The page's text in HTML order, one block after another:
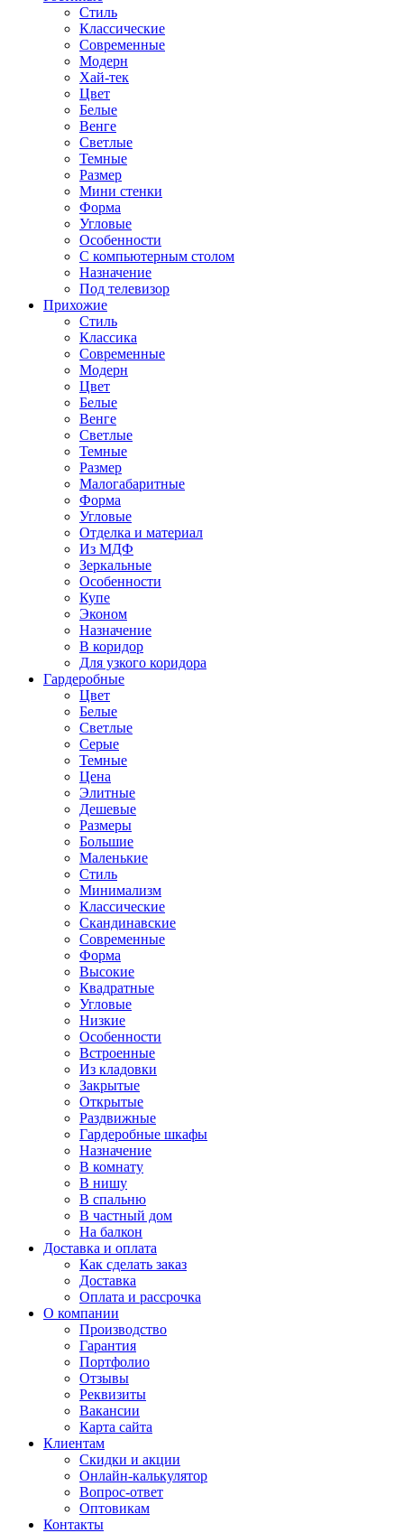
Стиль
Классические
Современные
Модерн
Хай-тек
Цвет
Белые
Венге
Светлые
Темные
Размер
Мини стенки
Форма
Угловые
Особенности
С компьютерным столом
Назначение
Под телевизор
Прихожие
Стиль
Классика
Современные
Модерн
Цвет
Белые
Венге
Светлые
Темные
Размер
Малогабаритные
Форма
Угловые
Отделка и материал
Из МДФ
Зеркальные
Особенности
Купе
Эконом
Назначение
В коридор
Для узкого коридора
Гардеробные
Цвет
Белые
Светлые
Серые
Темные
Цена
Элитные
Дешевые
Размеры
Большие
Маленькие
Стиль
Минимализм
Классические
Скандинавские
Современные
Форма
Высокие
Квадратные
Угловые
Низкие
Особенности
Встроенные
Из кладовки
Закрытые
Открытые
Раздвижные
Гардеробные шкафы
Назначение
В комнату
В нишу
В спальню
В частный дом
На балкон
Доставка и оплата
Как сделать заказ
Доставка
Оплата и рассрочка
О компании
Производство
Гарантия
Портфолио
Отзывы
Реквизиты
Вакансии
Карта сайта
Клиентам
Скидки и акции
Онлайн-калькулятор
Вопрос-ответ
Оптовикам
Контакты